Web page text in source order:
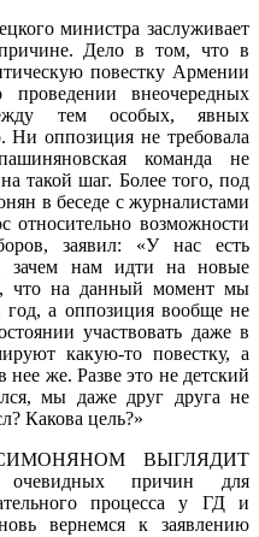
министра заслуживает
Дело в том, что в
повестку Армении
внеочередных
тем особых, явных
Ни оппозиция не требовала
команда не
такой шаг. Более того, под
в беседе с журналистами
относительно возможности
заявил: «У нас есть
зачем нам идти на новые
что на данный момент мы
а оппозиция вообще не
участвовать даже в
какую-то повестку, а
же. Разве это не детский
мы даже друг друга не
Какова цель?»
ВЫГЛЯДИТ
причин для
процесса у ГД и
вернемся к заявлению